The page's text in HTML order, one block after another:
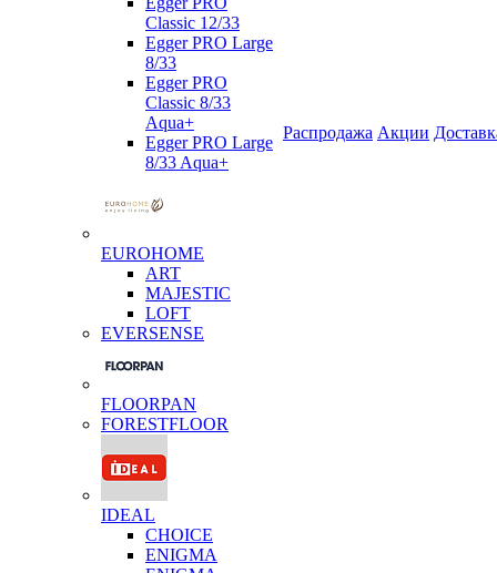
Classic 12/33
Egger PRO Large
8/33
Egger PRO
Classic 8/33
Aqua+
Egger PRO Large
8/33 Aqua+
EUROHOME
ART
MAJESTIC
LOFT
EVERSENSE
FLOORPAN
FORESTFLOOR
IDEAL
CHOICE
ENIGMA
Распродажа Акции